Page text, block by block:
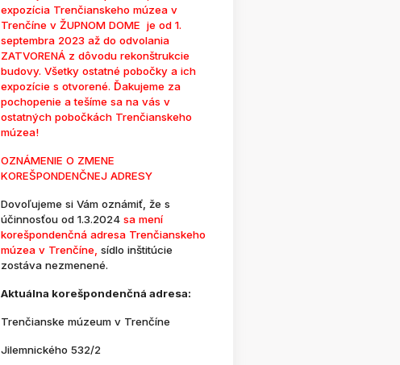
expozícia Trenčianskeho múzea v
Trenčíne v ŽUPNOM DOME je od 1.
septembra 2023 až do odvolania
ZATVORENÁ z dôvodu rekonštrukcie
budovy. Všetky ostatné pobočky a ich
expozície s otvorené. Ďakujeme za
pochopenie a tešíme sa na vás v
ostatných pobočkách Trenčianskeho
múzea!
OZNÁMENIE O ZMENE
KOREŠPONDENČNEJ ADRESY
Dovoľujeme si Vám oznámiť, že s
účinnosťou od 1.3.2024 sa mení
korešpondenčná adresa Trenčianskeho
múzea v Trenčíne, sídlo inštitúcie
zostáva nezmenené.
Aktuálna korešpondenčná adresa:
Trenčianske múzeum v Trenčíne
Jilemnického 532/2